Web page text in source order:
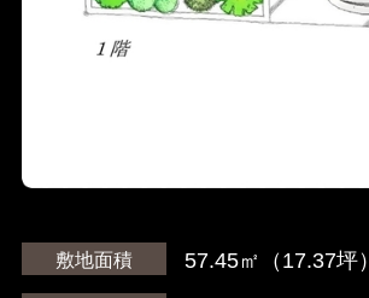
敷地面積 57.45㎡（17.37坪）